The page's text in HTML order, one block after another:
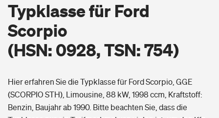
Berufsunfähigkeitsversicherung
Erwerbsunfähigkeitsversicherung
Arbeitsrechtsschutz
Wohnen
Wohngebäudeversicherung
Hausratversicherung
Elementarversicherung
Pri­vate Haft­pflicht­
Gesundheit
Typklasse für Ford
Scorpio
(HSN: 0928, TSN: 754)
Hier erfahren Sie die Typklasse für Ford Scorpio, GGE
(SCORPIO STH), Limousine, 88 kW, 1998 ccm, Kraftstoff:
Benzin, Baujahr ab 1990. Bitte beachten Sie, dass die